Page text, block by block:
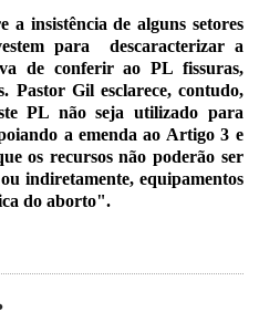
insistência de alguns setores
para descaracterizar a
de conferir ao PL fissuras,
Pastor Gil esclarece, contudo,
PL não seja utilizado para
a emenda ao Artigo 3 e
os recursos não poderão ser
indiretamente, equipamentos
do aborto".